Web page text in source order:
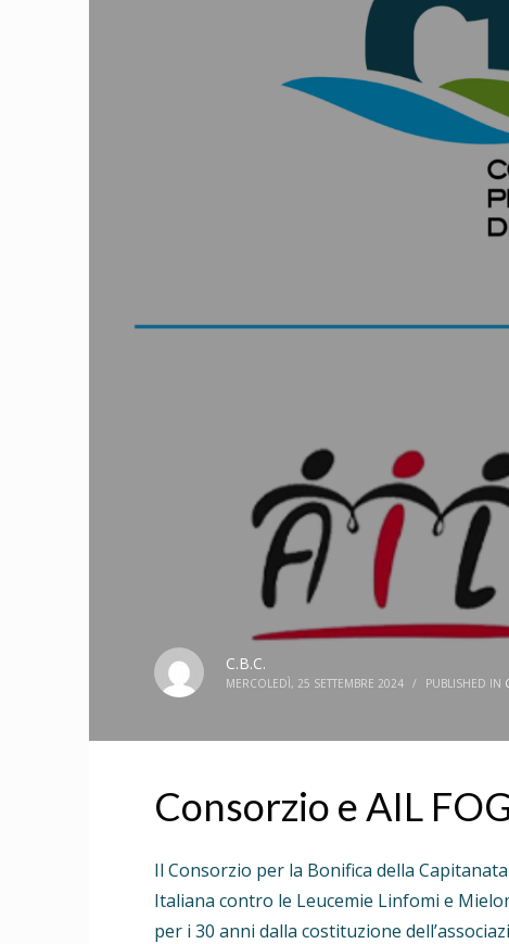
C.B.C.
MERCOLEDÌ, 25 SETTEMBRE 2024 / PUBLISHED IN
Consorzio e AIL
Il Consorzio per la Bonifica della
Italiana contro le Leucemie Linfomi e
per i 30 anni dalla costituzione